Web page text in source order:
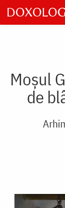
Skip
to
main
Moșul
de